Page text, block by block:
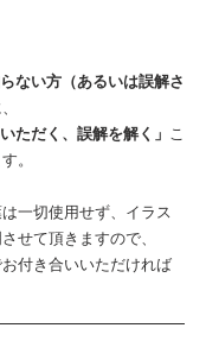
ない方（あるいは誤解さ
ただく、誤解を解く」 こ
。
一切使用せず、イラス
せて頂きますので、
付き合いいただければ